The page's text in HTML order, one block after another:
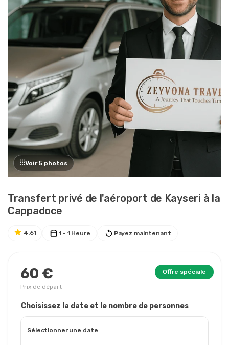
Voir 5 photos
Transfert privé de l'aéroport de Kayseri à la
Cappadoce
4.61 1 - 1 Heure Payez maintenant
Offre spéciale
60 €
Prix ​​de départ
Choisissez la date et le nombre de personnes
Sélectionner une date